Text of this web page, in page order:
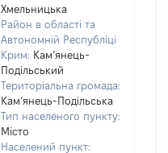
Хмельницька
Район в області та
Автономній Республіці
Крим: Кам’янець-
Подільський
Територіальна громада:
Кам’янець-Подільська
Тип населеного пункту:
Місто
Населений пункт: